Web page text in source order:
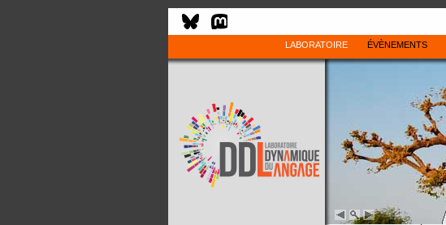
LABORATOIRE ÉVÈNEMENTS